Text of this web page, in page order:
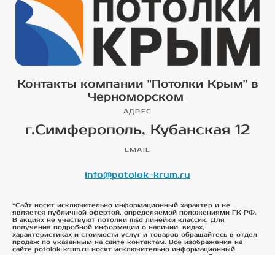
Контакты компании "Потолки Крым" в
Черноморском
АДРЕС
г.Симферополь, Кубанская 12
EMAIL
info@potolok-krum.ru
*Сайт носит исключительно информационный характер и не
является публичной офертой, определяемой положениями ГК РФ.
В акциях не участвуют потолки msd линейки классик. Для
получения подробной информации о наличии, видах,
характеристиках и стоимости услуг и товаров обращайтесь в отдел
продаж по указанным на сайте контактам. Все изображения на
сайте potolok-krum.ru носят исключительно информационный